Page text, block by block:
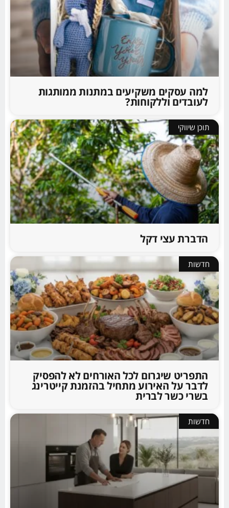
למה עסקים משקיעים במתנות ממותגות
לעובדים וללקוחות?
תוכן שיווקי
הדברת עצי דקל
חדשות
התפריט שיגרום לכל האורחים לא להפסיק
לדבר על האירוע מתחיל בהזמנת קייטרינג
בשרי כשר לברית
חדשות